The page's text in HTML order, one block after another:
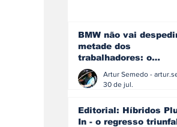
BMW não vai
metade dos
trabalhadores: o
problema é o
que muitos decidiram
30 de jul.
Editorial: Híbridos
In - o regresso